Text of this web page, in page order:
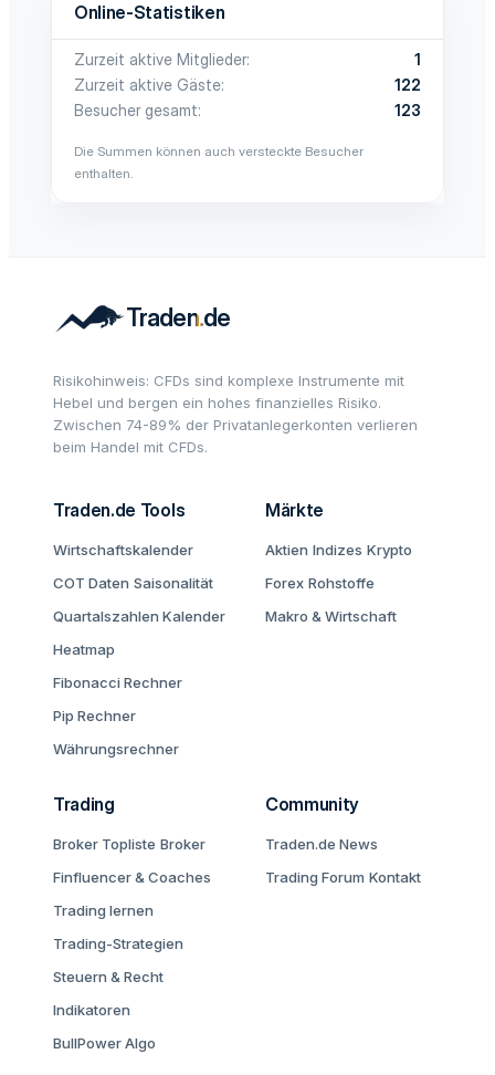
Online-Statistiken
Zurzeit aktive Mitglieder
1
Zurzeit aktive Gäste
122
Besucher gesamt
123
Die Summen können auch versteckte Besucher
enthalten.
Risikohinweis: CFDs sind komplexe Instrumente mit
Hebel und bergen ein hohes finanzielles Risiko.
Zwischen 74-89% der Privatanlegerkonten verlieren
beim Handel mit CFDs.
Traden.de Tools
Wirtschaftskalender
COT Daten Saisonalität
Quartalszahlen Kalender
Heatmap
Fibonacci Rechner
Pip Rechner
Währungsrechner
Märkte
Aktien Indizes Krypto
Forex Rohstoffe
Makro & Wirtschaft
Trading
Broker Topliste Broker
Finfluencer & Coaches
Trading lernen
Trading-Strategien
Steuern & Recht
Indikatoren
BullPower Algo
Community
Traden.de News
Trading Forum Kontakt